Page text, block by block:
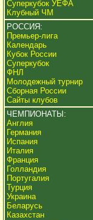
Суперкубок УЕФА
Клубный ЧМ
РОССИЯ:
Премьер-лига
Календарь
Кубок России
Суперкубок
ФНЛ
Молодежный турнир
Сборная России
Сайты клубов
ЧЕМПИОНАТЫ:
Англия
Германия
Испания
Италия
Франция
Голландия
Португалия
Турция
Украина
Беларусь
Казахстан